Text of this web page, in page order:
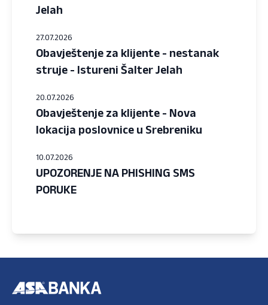
Jelah
27.07.2026
Obavještenje za klijente - nestanak
struje - Istureni Šalter Jelah
20.07.2026
Obavještenje za klijente - Nova
lokacija poslovnice u Srebreniku
10.07.2026
UPOZORENJE NA PHISHING SMS
PORUKE